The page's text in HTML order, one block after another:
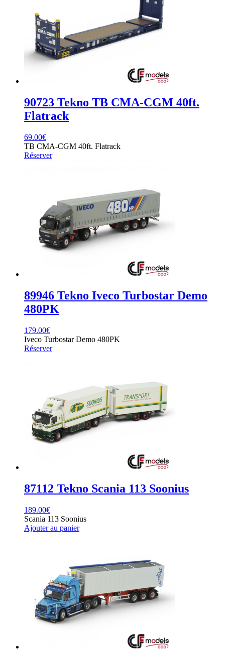
90723 Tekno TB CMA-CGM 40ft.
Flatrack
69.00€
TB CMA-CGM 40ft. Flatrack
Réserver
89946 Tekno Iveco Turbostar Demo
480PK
179.00€
Iveco Turbostar Demo 480PK
Réserver
87112 Tekno Scania 113 Soonius
189.00€
Scania 113 Soonius
Ajouter au panier